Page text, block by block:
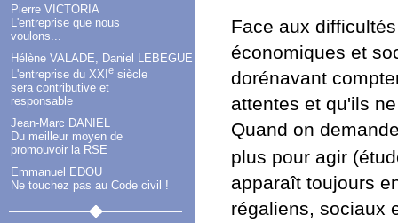
Pierre VICTORIA
L'entreprise que nous
voulons...
Hélène VALADE, Daniel LEBÈGUE
L'entreprise du XXI e siècle
sera contributive et
responsable
Jean-Marc DANIEL
Du meilleur moyen de
promouvoir la RSE
Emmanuel EDOU
Ne touchez pas au Code civil !
Face aux
économiques et
dorénavant
attentes et qu'ils
Quand on
plus pour agir
apparaît toujours
régaliens, sociaux